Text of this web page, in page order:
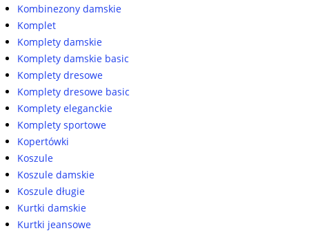
Kombinezony damskie
Komplet
Komplety damskie
Komplety damskie basic
Komplety dresowe
Komplety dresowe basic
Komplety eleganckie
Komplety sportowe
Kopertówki
Koszule
Koszule damskie
Koszule długie
Kurtki damskie
Kurtki jeansowe